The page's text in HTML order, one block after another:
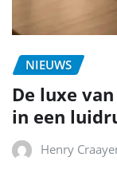
NIEUWS
De luxe
in een
Henry